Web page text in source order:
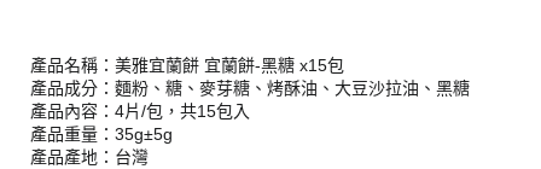
產品名稱：美雅宜蘭餅 宜蘭餅-黑糖 x15包
產品成分：麵粉、糖、麥芽糖、烤酥油、大豆沙拉油、黑糖
產品內容：4片/包，共15包入
產品重量：35g±5g
產品產地：台灣